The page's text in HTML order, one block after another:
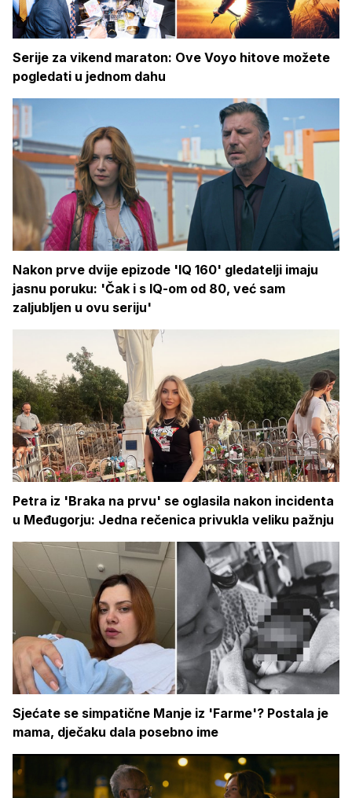
Serije za vikend maraton: Ove Voyo hitove možete
pogledati u jednom dahu
Nakon prve dvije epizode 'IQ 160' gledatelji imaju
jasnu poruku: 'Čak i s IQ-om od 80, već sam
zaljubljen u ovu seriju'
Petra iz 'Braka na prvu' se oglasila nakon incidenta
u Međugorju: Jedna rečenica privukla veliku pažnju
Sjećate se simpatične Manje iz 'Farme'? Postala je
mama, dječaku dala posebno ime